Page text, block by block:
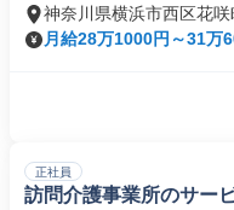
神奈川県横浜市西区花咲
月給28万1000円～31万
正社員
訪問介護事業所のサー